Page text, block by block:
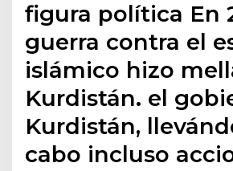
figura política En
guerra contra el
islámico hizo
Kurdistán. el
Kurdistán,
cabo incluso